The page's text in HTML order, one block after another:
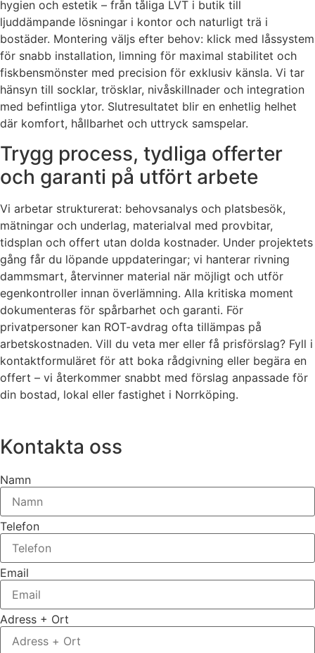
hygien och estetik – från tåliga LVT i butik till
ljuddämpande lösningar i kontor och naturligt trä i
bostäder. Montering väljs efter behov: klick med låssystem
för snabb installation, limning för maximal stabilitet och
fiskbensmönster med precision för exklusiv känsla. Vi tar
hänsyn till socklar, trösklar, nivåskillnader och integration
med befintliga ytor. Slutresultatet blir en enhetlig helhet
där komfort, hållbarhet och uttryck samspelar.
Trygg process, tydliga offerter
och garanti på utfört arbete
Vi arbetar strukturerat: behovsanalys och platsbesök,
mätningar och underlag, materialval med provbitar,
tidsplan och offert utan dolda kostnader. Under projektets
gång får du löpande uppdateringar; vi hanterar rivning
dammsmart, återvinner material när möjligt och utför
egenkontroller innan överlämning. Alla kritiska moment
dokumenteras för spårbarhet och garanti. För
privatpersoner kan ROT-avdrag ofta tillämpas på
arbetskostnaden. Vill du veta mer eller få prisförslag? Fyll i
kontaktformuläret för att boka rådgivning eller begära en
offert – vi återkommer snabbt med förslag anpassade för
din bostad, lokal eller fastighet i Norrköping.
Kontakta oss
Namn
Telefon
Email
Adress + Ort